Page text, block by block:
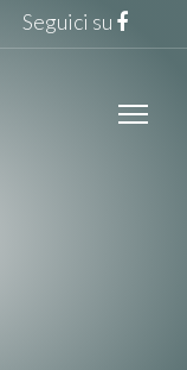
Seguici su